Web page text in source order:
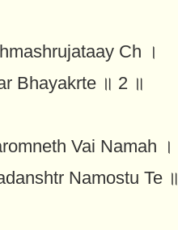
Ch ।
Bhayakrte ॥ 2 ॥
Vai Namah ।
Namostu Te